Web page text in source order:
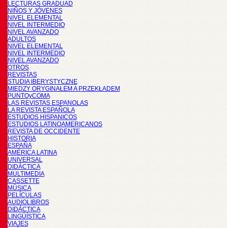
LECTURAS GRADUAD
NIÑOS Y JÓVENES
NIVEL ELEMENTAL
NIVEL INTERMEDIO
NIVEL AVANZADO
ADULTOS
NIVEL ELEMENTAL
NIVEL INTERMEDIO
NIVEL AVANZADO
OTROS
REVISTAS
STUDIA IBERYSTYCZNE
MIĘDZY ORYGINAŁEM A PRZEKŁADEM
PUNTOyCOMA
LAS REVISTAS ESPANOLAS
LA REVISTA ESPAÑOLA
ESTUDIOS HISPANICOS
ESTUDIOS LATINOAMERICANOS
REVISTA DE OCCIDENTE
HISTORIA
ESPAÑA
AMÉRICA LATINA
UNIVERSAL
DIDÁCTICA
MULTIMEDIA
CASSETTE
MÚSICA
PELÍCULAS
AUDIOLIBROS
DIDÁCTICA
LINGÜÍSTICA
VIAJES